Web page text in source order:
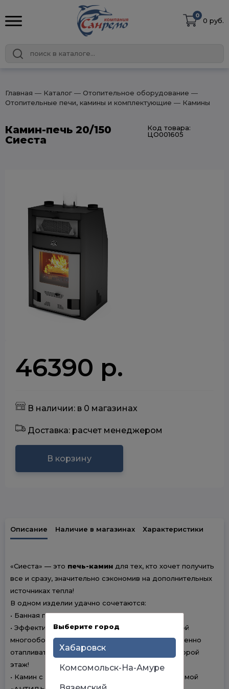
0
0 руб.
Главная ― Каталог ― Отопительное оборудование ―
Отопительные печи, камины и комплектующие ― Камины
Камин-печь 20/150
Сиеста
Код товара:
ЦО001605
46390 р.
В наличии: в 0 магазинах
Доставка: расчет менеджером
В корзину
Описание Наличие в магазинах Характеристики
«Сиеста» — это печь-камин для тех, кто хочет получить
все и сразу, значительно сэкономив на дополнительных
источниках тепла!
В одном изделии удачно сочетаются:
• Банная печь с закрытой каменкой
• Эффективная отопительная печь с эффективной
многооборотной топкой, которая может полноценно
отапливать парилку, мойку, комнату отдыха и второй
этаж!
• Камин с большим панорамным стеклом и системой
Выберите город
Хабаровск
Комсомольск-На-Амуре